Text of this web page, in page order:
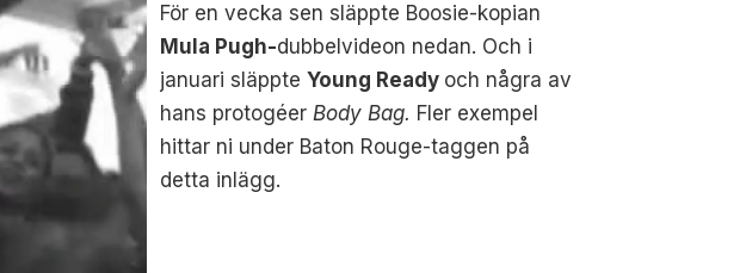
För en vecka sen släppte Boosie-kopian
Mula Pugh-dubbelvideon nedan. Och i
januari släppteYoung Ready och några av
hans protogéerBody Bag. Fler exempel
hittar ni under Baton Rouge-taggen på
detta inlägg.